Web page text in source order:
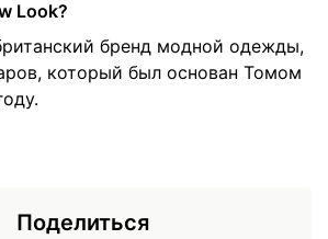
Look?
бренд модной одежды,
который был основан Томом
Поделиться